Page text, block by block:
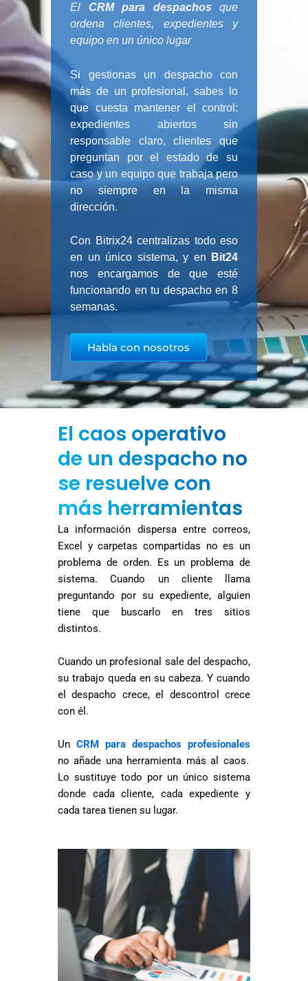
El CRM para despachos que
ordena clientes, expedientes y
equipo en un único lugar
Si gestionas un despacho con
más de un profesional, sabes lo
que cuesta mantener el control:
expedientes abiertos sin
responsable claro, clientes que
preguntan por el estado de su
caso y un equipo que trabaja pero
no siempre en la misma
dirección.
Con Bitrix24 centralizas todo eso
en un único sistema, y en
Bit24
nos encargamos de que esté
funcionando en tu despacho en 8
semanas.
Habla con nosotros
El caos operativo
de un despacho no
se resuelve con
más herramientas
La información dispersa entre correos,
Excel y carpetas compartidas no es un
problema de orden. Es un problema de
sistema. Cuando un cliente llama
preguntando por su expediente, alguien
tiene que buscarlo en tres sitios
distintos.
Cuando un profesional sale del despacho,
su trabajo queda en su cabeza. Y cuando
el despacho crece, el descontrol crece
con él.
Un CRM para despachos profesionales
no añade una herramienta más al caos.
Lo sustituye todo por un único sistema
donde cada cliente, cada expediente y
cada tarea tienen su lugar.